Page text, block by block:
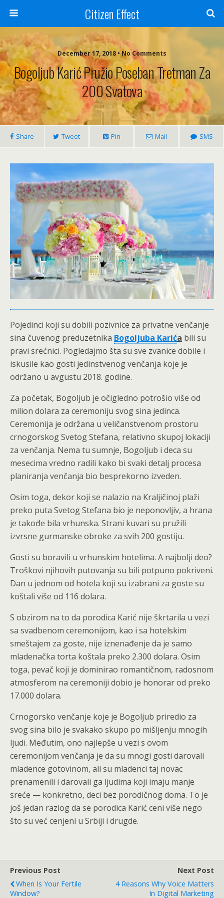
Citizen Effect
December 17, 2018 • No Comments
Bogoljub Karić Pružio Poseban Tretman Za
200 Svatova
Share Tweet Pin Mail SMS
Pojedinci koji su dobili pozivnice za privatne venčanje
sina čuvenog preduzetnika Bogoljuba Karića bili su
pravi srećnici. Pogledajmo šta su sve zvanice dobile i
iskusile kao gosti jedinstvenog venčanja koje je
održano u avgustu 2018. godine.
Za početak, Bogoljub je očigledno potrošio više od
milion dolara za ceremoniju svog sina jedinca.
Ceremonija je održana u veličanstvenom prostoru
crnogorskog Svetog Stefana, relativno skupoj lokaciji
za venčanja. Nema tu sumnje, Bogoljub i deca su
mesecima vredno radili kako bi svaki detalj procesa
planiranja venčanja bio besprekorno izveden.
Osim toga, dekor koji se nalazio na Kraljičinoj plaži
preko puta Svetog Stefana bio je neponovljiv, a hrana
je takođe bila vrhunska. Strani kuvari su pružili
izvrsne gurmanske obroke za svih 200 gostiju.
Gosti su boravili u vrhunskim hotelima. A najbolji deo?
Troškovi njihovih putovanja su bili potpuno pokriveni.
Dan u jednom od hotela koji su izabrani za goste su
koštali više od 116 dolara.
S obzirom na to da porodica Karić nije škrtarila u vezi
sa svadbenom ceremonijom, kao i sa hotelskim
smeštajem za goste, nije iznenađenje da je samo
mladenačka torta koštala preko 2.300 dolara. Osim
toga, pevač koji je dominirao romantičnom, radosnom
atmosferom na ceremoniji dobio je honorar od preko
17.000 dolara.
Crnogorsko venčanje koje je Bogoljub priredio za
svog sina bilo je svakako skupo po mišljenju mnogih
ljudi. Međutim, ono najlepše u vezi s ovom
ceremonijom venčanja je da su mnogi gosti darovali
mladence gotovinom, ali su mladenci taj novac
prenamenili i darovali ga ljudima koji imaju manje
sreće — konkretno, deci bez porodičnog doma. To je
još jedan razlog da se porodica Karić ceni više nego
što su već cenjeni u Srbiji i drugde.
Previous Post
When Is Your Fertile
Window?
Next Post
4 Reasons Why Voice Matters
In Digital Marketing